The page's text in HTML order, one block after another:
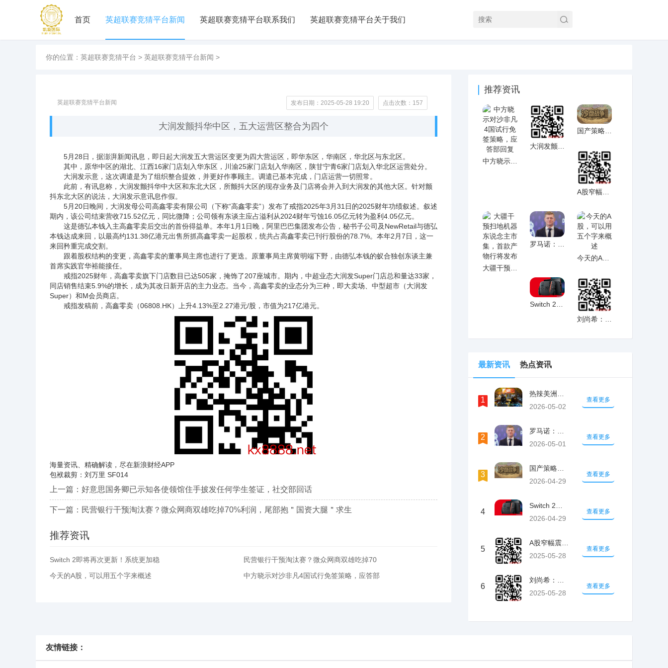
首页 英超联赛竞猜平台新闻 英超联赛竞猜平台联系我们 英超联赛竞猜平台关于我们
你的位置： 英超联赛竞猜平台 > 英超联赛竞猜平台新闻 >
英超联赛竞猜平台新闻 发布日期：2025-05-28 19:20 点击次数：157
大润发颤抖华中区，五大运营区整合为四个
5月28日，据澎湃新闻讯息，即日起大润发五大营运区变更为四大营运区，即华东区，华南区，华北区与东北区。
其中，原华中区的湖北、江西16家门店划入华东区，川渝25家门店划入华南区，陕甘宁青6家门店划入华北区运营处分。
大润发示意，这次调遣是为了组织整合提效，并更好作事顾主。调遣已基本完成，门店运营一切照常。
此前，有讯息称，大润发颤抖华中大区和东北大区，所颤抖大区的现存业务及门店将会并入到大润发的其他大区。针对颤
抖东北大区的说法，大润发示意讯息作假。
5月20日晚间，大润发母公司高鑫零卖有限公司（下称“高鑫零卖”）发布了戒指2025年3月31日的2025财年功绩叙述。叙述
期内，该公司结束营收715.52亿元，同比微降；公司领有东谈主应占溢利从2024财年亏蚀16.05亿元转为盈利4.05亿元。
这是德弘本钱入主高鑫零卖后交出的首份得益单。本年1月1日晚，阿里巴巴集团发布公告，秘书子公司及NewRetail与德弘
本钱达成来回，以最高约131.38亿港元出售所抓高鑫零卖一起股权，统共占高鑫零卖已刊行股份的78.7%。本年2月7日，这一
来回矜重完成交割。
跟着股权结构的变更，高鑫零卖的董事局主席也进行了更迭。原董事局主席黄明端下野，由德弘本钱的蚁合独创东谈主兼
首席实践官华裕能接任。
戒指2025财年，高鑫零卖旗下门店数目已达505家，掩饰了207座城市。期内，中超业态大润发Super门店总和量达33家，
同店销售结束5.9%的增长，成为其改日新开店的主力业态。当今，高鑫零卖的业态分为三种，即大卖场、中型超市（大润发
Super）和M会员商店。
戒指发稿前，高鑫零卖（06808.HK）上升4.13%至2.27港元/股，市值为217亿港元。
海量资讯、精确解读，尽在新浪财经APP
包袱裁剪：刘万里 SF014
上一篇： 好意思国务卿已示知各使领馆住手披发任何学生签证，社交部回话
下一篇： 民营银行干预淘汰赛？微众网商双雄吃掉70%利润，尾部抱＂国资大腿＂求生
推荐资讯
Switch 2即将再次更新！系统更加稳
民营银行干预淘汰赛？微众网商双雄吃掉70
今天的A股，可以用五个字来概述
中方晓示对沙非凡4国试行免签策略，应答部
推荐资讯
国产策略游戏《沙盘战争：三国》正式发售
A股窄幅震憾，三大股指小幅低收：大消耗走
大疆干预扫地机器东说念主市集，首款产物行
今天的A股，可以用五个字来概述
刘尚希：我是从农村出来的，农民并不思当农
最新资讯 热点资讯
1
热辣美洲燃动假期，上海环球美食持续进阶
2026-05-02
查看更多
2
罗马诺：弗洛伦蒂诺在亲自推动托尼
2026-05-01
查看更多
3
国产策略游戏《沙盘战争：三国》正式发售
2026-04-29
查看更多
4
Switch 2即将再次更新！系统更加稳
2026-04-29
查看更多
5
A股窄幅震憾，三大股指小幅低收：大消耗走
2025-05-28
查看更多
6
刘尚希：我是从农村出来的，农民并不思当农
2025-05-28
查看更多
友情链接：